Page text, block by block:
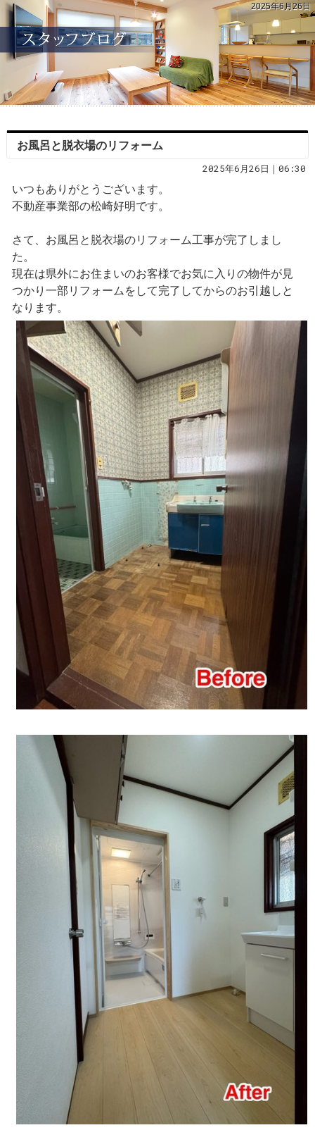
2025年6月26日
お風呂と脱衣場のリフォーム
2025年6月26日｜06:30
いつもありがとうございます。
不動産事業部の松崎好明です。
さて、お風呂と脱衣場のリフォーム工事が完了しまし
た。
現在は県外にお住まいのお客様でお気に入りの物件が見
つかり一部リフォームをして完了してからのお引越しと
なります。